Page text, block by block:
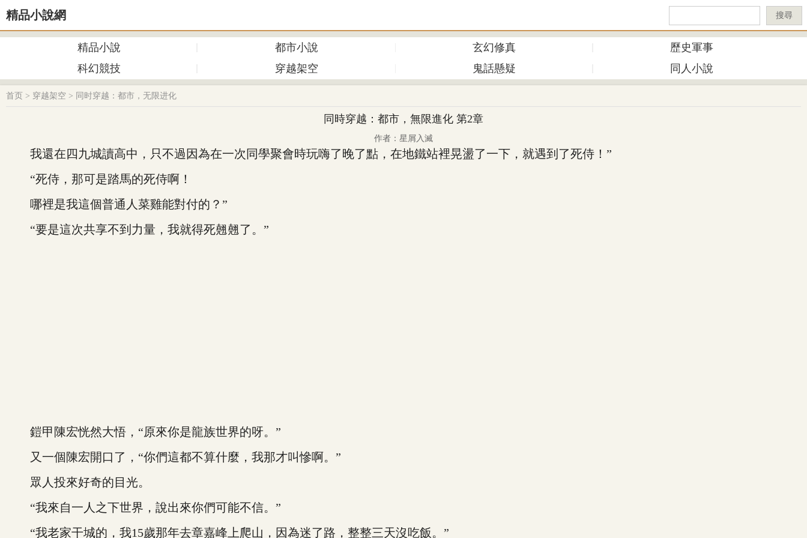
精品小說網 搜尋
精品小說 都市小說 玄幻修真
歷史軍事
科幻競技
穿越架空 鬼話懸疑 同人小說
首页 > 穿越架空 > 同时穿越：都市，无限进化
同時穿越：都市，無限進化 第2章
作者：星屑入滅
我還在四九城讀高中，只不過因為在一次同學聚會時玩嗨了晚了點，在地鐵站裡晃盪了一下，就遇到了死侍！”
“死侍，那可是踏馬的死侍啊！
哪裡是我這個普通人菜雞能對付的？”
“要是這次共享不到力量，我就得死翹翹了。”
鎧甲陳宏恍然大悟，“原來你是龍族世界的呀。”
又一個陳宏開口了，“你們這都不算什麼，我那才叫慘啊。”
眾人投來好奇的目光。
“我來自一人之下世界，說出來你們可能不信。”
“我老家干城的，我15歲那年去章嘉峰上爬山，因為迷了路，整整三天沒吃飯。”